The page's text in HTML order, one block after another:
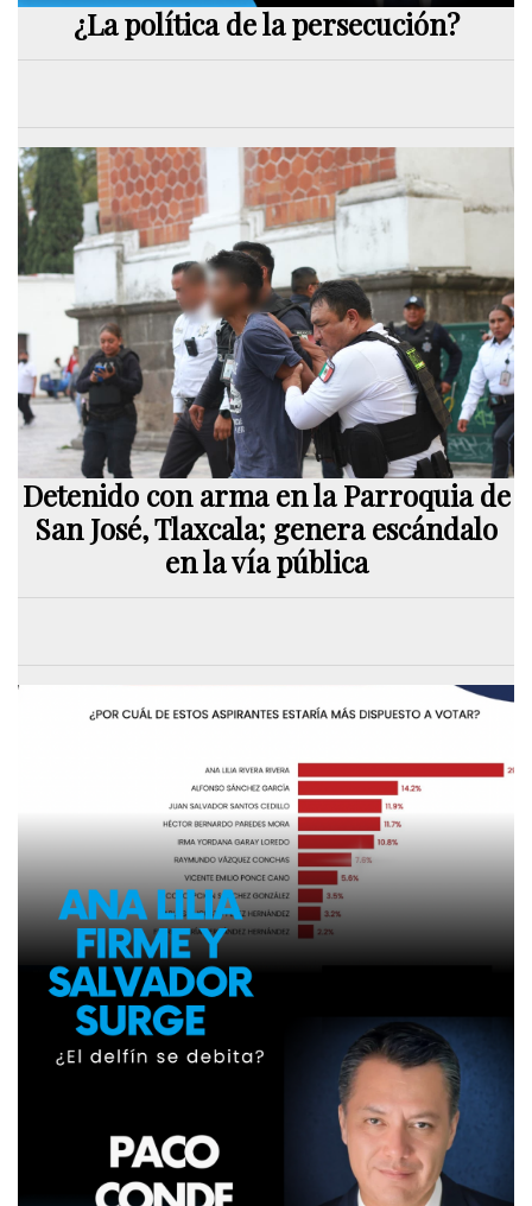
¿La política de la persecución?
Detenido con arma en la Parroquia de
San José, Tlaxcala; genera escándalo
en la vía pública